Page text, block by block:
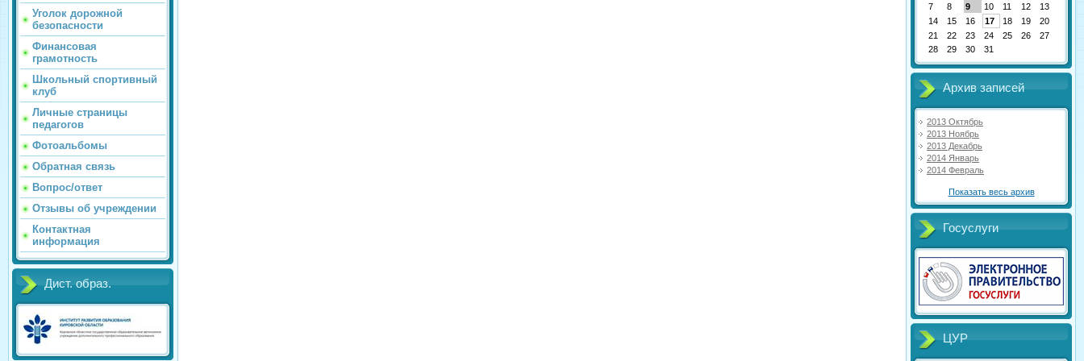
Уголок дорожной
безопасности
Финансовая
грамотность
Школьный спортивный
клуб
Личные страницы
педагогов
Фотоальбомы
Обратная связь
Вопрос/ответ
Отзывы об учреждении
Контактная
информация
Дист. образ.
7 8 9 10 11 12
13
14
15 16 17 18 19
20
21
22 23 24 25 26
27
28
29 30 31
Архив записей
2013 Октябрь
2013 Ноябрь
2013 Декабрь
2014 Январь
2014 Февраль
Показать весь архив
Госуслуги
ЦУР